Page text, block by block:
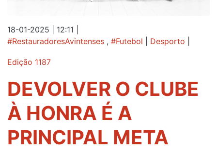
18-01-2025 | 12:11
#RestauradoresAvintenses , #Futebol Desporto
Edição 1187
DEVOLVER O CLUBE
À HONRA É A
PRINCIPAL META